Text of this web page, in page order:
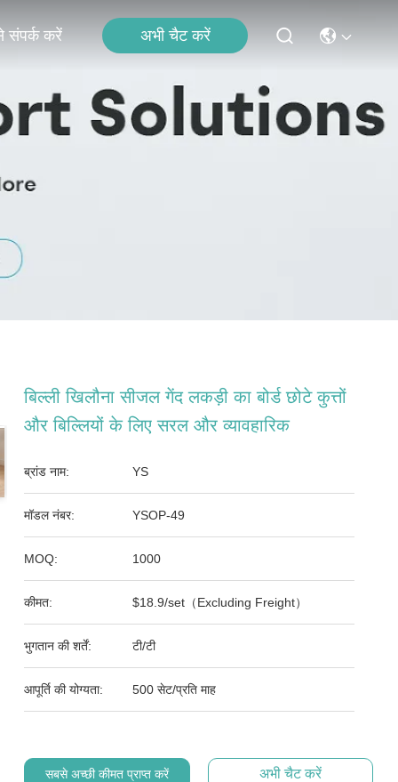
संपर्क करें अभी चैट करें
बिल्ली खिलौना सीजल गेंद लकड़ी का बोर्ड छोटे कुत्तों
और बिल्लियों के लिए सरल और व्यावहारिक
ब्रांड नाम: YS
मॉडल नंबर: YSOP-49
MOQ: 1000
कीमत: $18.9/set（Excluding Freight）
भुगतान की शर्तें: टी/टी
आपूर्ति की योग्यता: 500 सेट/प्रति माह
सबसे अच्छी कीमत प्राप्त करें अभी चैट करें